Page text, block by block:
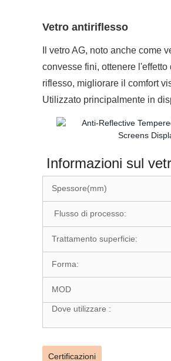
Vetro antiriflesso
Il vetro AG, noto anche
convesse fini, ottenere
riflesso, migliorare il comfort
Utilizzato principalmente in
Informazioni sul
Spessore(mm)
Flusso di processo:
Trattamento superficie:
Forma:
MOD
Dove utilizzare :
Certificazioni